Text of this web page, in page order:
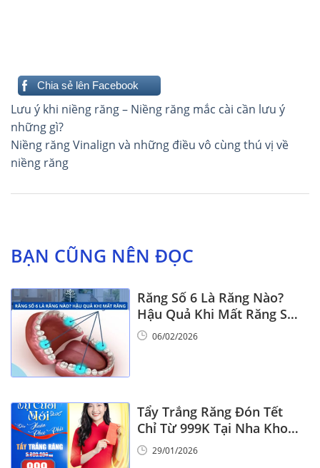
Chia sẻ lên Facebook
Điều
hướng
bài
viết
Lưu ý khi niềng răng – Niềng răng mắc cài cần lưu ý
những gì?
Niềng răng Vinalign và những điều vô cùng thú vị về
niềng răng
BẠN CŨNG NÊN ĐỌC
Răng Số 6 Là Răng Nào?
Hậu Quả Khi Mất Răng Số
6
06/02/2026
Tẩy Trắng Răng Đón Tết
Chỉ Từ 999K Tại Nha Khoa
Vinalign
29/01/2026